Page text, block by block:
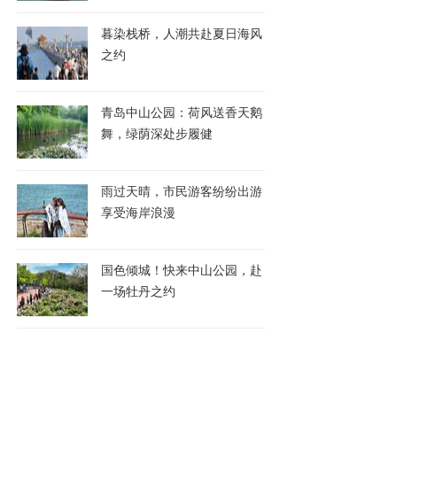
暮染栈桥，人潮共赴夏日海风
之约
青岛中山公园：荷风送香天鹅
舞，绿荫深处步履健
雨过天晴，市民游客纷纷出游
享受海岸浪漫
国色倾城！快来中山公园，赴
一场牡丹之约